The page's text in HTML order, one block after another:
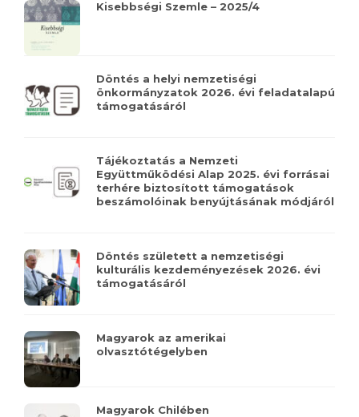
Kisebbségi Szemle – 2025/4
Döntés a helyi nemzetiségi
önkormányzatok 2026. évi feladatalapú
támogatásáról
Tájékoztatás a Nemzeti
Együttműködési Alap 2025. évi forrásai
terhére biztosított támogatások
beszámolóinak benyújtásának módjáról
Döntés született a nemzetiségi
kulturális kezdeményezések 2026. évi
támogatásáról
Magyarok az amerikai
olvasztótégelyben
Magyarok Chilében